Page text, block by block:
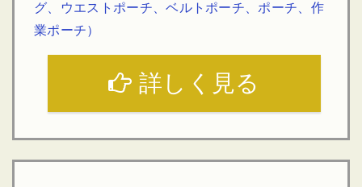
グ、ウエストポーチ、ベルトポーチ、ポーチ、作
業ポーチ）
詳しく見る